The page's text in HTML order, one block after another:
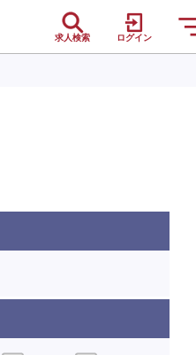
求人検索 ログイン